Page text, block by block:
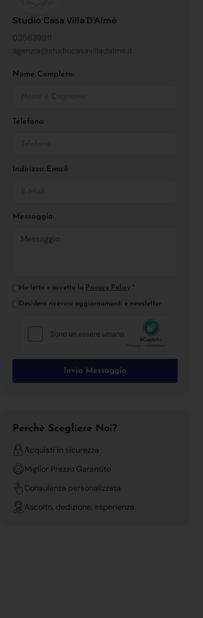
Studio Casa Villa D'Almé
035639911
agenzia@studiocasavilladalme.it
Nome Completo:
Telefono:
Indirizzo Email:
Messaggio:
Ho letto e accetto la Privacy Policy *
Desidero ricevere aggiornamenti e newsletter
Invia Messaggio
Perchè Scegliere Noi?
Acquisti in sicurezza
Miglior Prezzo Garantito
Consulenza personalizzata
Ascolto, dedizione, esperienza